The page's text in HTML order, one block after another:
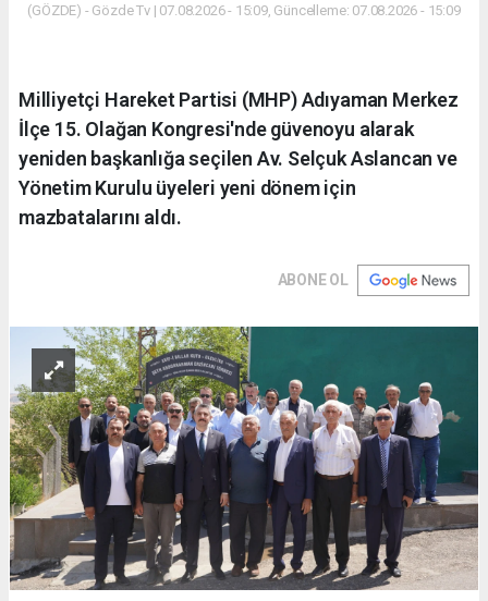
(GÖZDE) - Gözde Tv | 07.08.2026 - 15:09, Güncelleme: 07.08.2026 - 15:09
Milliyetçi Hareket Partisi (MHP) Adıyaman Merkez
İlçe 15. Olağan Kongresi'nde güvenoyu alarak
yeniden başkanlığa seçilen Av. Selçuk Aslancan ve
Yönetim Kurulu üyeleri yeni dönem için
mazbatalarını aldı.
ABONE OL